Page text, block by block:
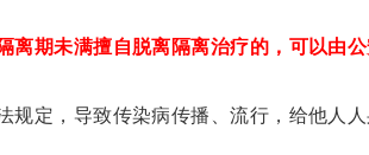
离期未满擅自脱离隔离治疗的，可以由
规定，导致传染病传播、流行，给他人